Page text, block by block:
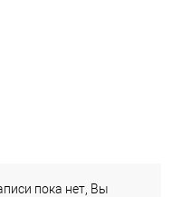
пока нет, Вы